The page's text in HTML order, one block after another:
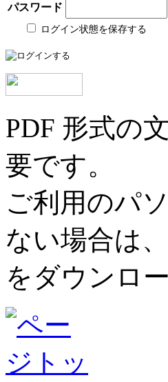
パスワード
ログイン状態を保存する
PDF 形式の
要です。
ご利用のパ
ない場合は
をダウンロ